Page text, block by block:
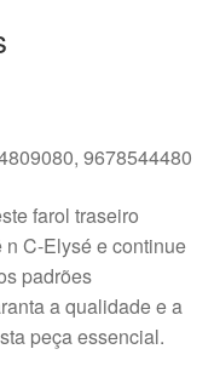
9678544480
farol traseiro
C-Elysé e continue
padrões
a qualidade e a
peça essencial.